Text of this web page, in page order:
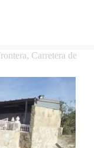
Carretera de